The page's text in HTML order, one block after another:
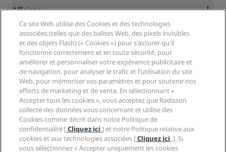
Blog
Nouveaux et futurs hôtels
Application Radisson Hotels
Hôtels adaptés aux sportifs
Hôtels adaptés aux Familles
Santé et sécurité
Partenaires
Agents de voyages
Affaires
Radisson Hotel Group
Médias
Carrières RHG
Carrières PPHE
Carrières EHL
The Club by RHG
Opportunités de développement
Entreprise responsable
Approvisionnement
Légal
Centre de confidentialité
Mentions légales
Conditions générales Radisson Rewards
Contrat d’utilisation du site
Accessibilité numérique
Déclaration sur l’esclavage moderne
Aide
Avis aux consommateurs
Contact
FAQ
Plan du site
Médias sociaux
Marques Radisson Hotels
Ce site Web utilise des Cookies et des technologies
associées (telles que des balises Web, des pixels invisibles
et des objets Flash) (« Cookies ») pour s'assurer qu'il
fonctionne correctement et en toute sécurité, pour
améliorer et personnaliser votre expérience publicitaire et
de navigation, pour analyser le trafic et l'utilisation du site
Web, pour mémoriser vos paramètres et pour soutenir nos
efforts de marketing et de vente. En sélectionnant «
Accepter tous les cookies », vous acceptez que Radisson
collecte des données vous concernant et utilise des
Cookies comme décrit dans notre Politique de
confidentialité [Cliquez ici] et notre Politique relative aux
cookies et aux technologies associées [Cliquez ici .]. Si
vous sélectionnez « Accepter uniquement les cookies